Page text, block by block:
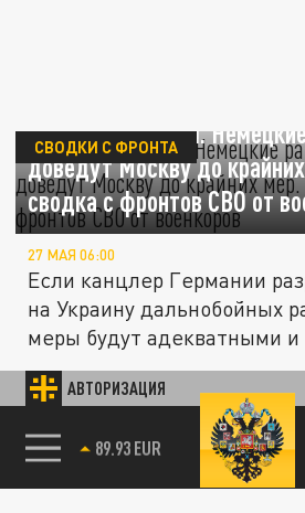
АВТОРИЗАЦИЯ
85.64 BRENT
Мерц под ударом.
доведут Москву до
сводка с фронтов СВО от
СВОДКИ С ФРОНТА
27 МАЯ 06:00
Если канцлер Германии
на Украину дальнобойных
меры будут адекватными и